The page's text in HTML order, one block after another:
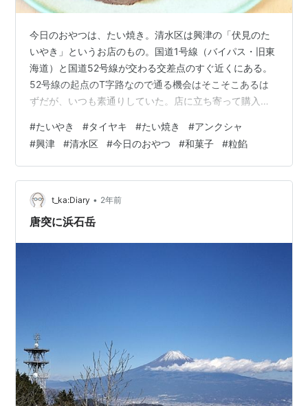
今日のおやつは、たい焼き。清水区は興津の「伏見のた
いやき」というお店のもの。国道1号線（バイパス・旧東
海道）と国道52号線が交わる交差点のすぐ近くにある。
52号線の起点のT字路なので通る機会はそこそこあるは
ずだが、いつも素通りしていた。店に立ち寄って購入し
プ 、かわいいテープディスペンサー 、卓上テープカッタ
ー フラワーテープディスペンサー ナマケモノの置物 (ラ
ッコ) Yundxi Amazon EXCEART テープカッター 卓上テ
ープカッター ミドリ カッター マグネットレターカッタ
ー テープ切り ねこ テープホルダー テープ 卓上…
#たいやき #タイヤキ #たい焼き #アンクシャ
#興津 #清水区 #今日のおやつ #和菓子 #粒餡
t_ka:Diary • 2年前
唐突に浜石岳